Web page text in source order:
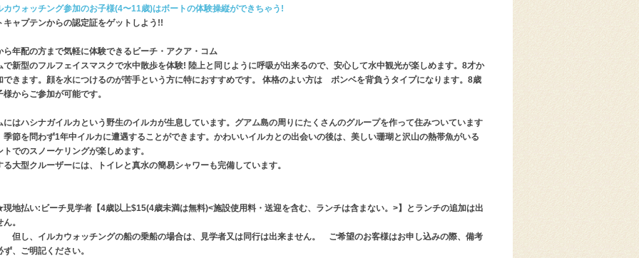
ウォッチング参加のお子様(4〜11歳)はボートの体験操縦ができちゃう!
キャプテンからの認定証をゲットしよう!!
ら年配の方まで気軽に体験できるビーチ・アクア・コム
で新型のフルフェイスマスクで水中散歩を体験! 陸上と同じように呼吸が出来るので、安心して水中観光が楽しめます。8才か
できます。顔を水につけるのが苦手という方に特におすすめです。 体格のよい方は ボンベを背負うタイプになります。8歳
様からご参加が可能です。
にはハシナガイルカという野生のイルカが生息しています。グアム島の周りにたくさんのグループを作って住みついています
季節を問わず1年中イルカに遭遇することができます。かわいいイルカとの出会いの後は、美しい珊瑚と沢山の熱帯魚がいる
トでのスノーケリングが楽しめます。
る大型クルーザーには、トイレと真水の簡易シャワーも完備しています。
払い:ビーチ見学者【4歳以上$15(4歳未満は無料)<施設使用料・送迎を含む、ランチは含まない。>】とランチの追加は出
。
イルカウォッチングの船の乗船の場合は、見学者又は同行は出来ません。 ご希望のお客様はお申し込みの際、備考
ず、ご明記ください。